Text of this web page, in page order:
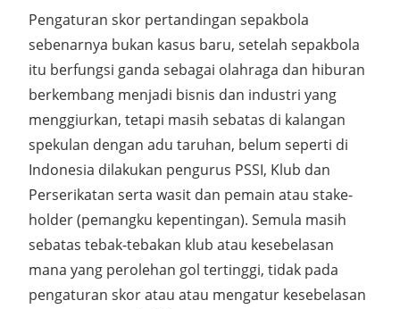
Pengaturan skor pertandingan sepakbola
sebenarnya bukan kasus baru, setelah sepakbola
itu berfungsi ganda sebagai olahraga dan hiburan
berkembang menjadi bisnis dan industri yang
menggiurkan, tetapi masih sebatas di kalangan
spekulan dengan adu taruhan, belum seperti di
Indonesia dilakukan pengurus PSSI, Klub dan
Perserikatan serta wasit dan pemain atau stake-
holder (pemangku kepentingan). Semula masih
sebatas tebak-tebakan klub atau kesebelasan
mana yang perolehan gol tertinggi, tidak pada
pengaturan skor atau atau mengatur kesebelasan